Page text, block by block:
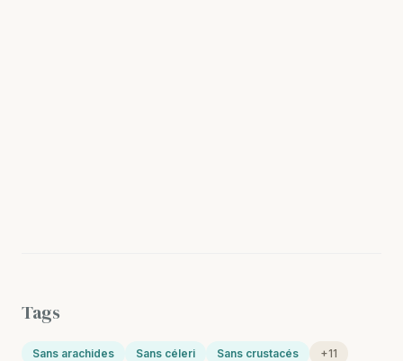
Tags
Sans arachides Sans céleri Sans crustacés +11